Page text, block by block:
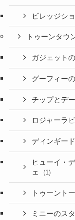
ビレッジシ
トゥーンタウ
ガジェット
グーフィー
チップとデ
ロジャーラ
ディンギー
ヒューイ・
ェ
(1)
トゥーント
ミニーのス